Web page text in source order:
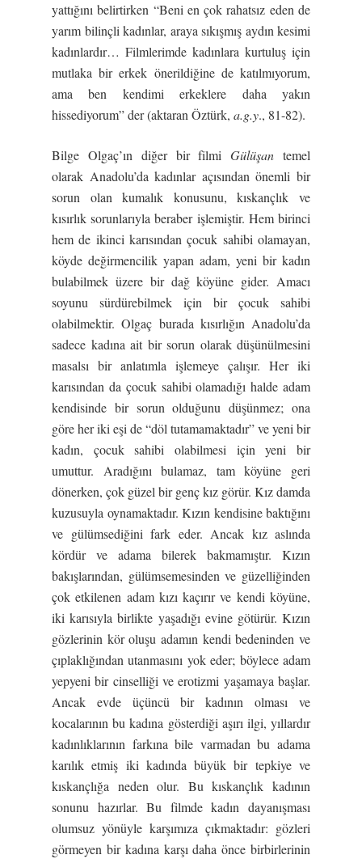
yattığını belirtirken “Beni en çok rahatsız eden de
yarım bilinçli kadınlar, araya sıkışmış aydın kesimi
kadınlardır… Filmlerimde kadınlara kurtuluş için
mutlaka bir erkek önerildiğine de katılmıyorum,
ama ben kendimi erkeklere daha yakın
hissediyorum” der (aktaran Öztürk, a.g.y., 81-82).
Bilge Olgaç’ın diğer bir filmiGülüşan temel
olarak Anadolu’da kadınlar açısından önemli bir
sorun olan kumalık konusunu, kıskançlık ve
kısırlık sorunlarıyla beraber işlemiştir. Hem birinci
hem de ikinci karısından çocuk sahibi olamayan,
köyde değirmencilik yapan adam, yeni bir kadın
bulabilmek üzere bir dağ köyüne gider. Amacı
soyunu sürdürebilmek için bir çocuk sahibi
olabilmektir. Olgaç burada kısırlığın Anadolu’da
sadece kadına ait bir sorun olarak düşünülmesini
masalsı bir anlatımla işlemeye çalışır. Her iki
karısından da çocuk sahibi olamadığı halde adam
kendisinde bir sorun olduğunu düşünmez; ona
göre her iki eşi de “döl tutamamaktadır” ve yeni bir
kadın, çocuk sahibi olabilmesi için yeni bir
umuttur. Aradığını bulamaz, tam köyüne geri
dönerken, çok güzel bir genç kız görür. Kız damda
kuzusuyla oynamaktadır. Kızın kendisine baktığını
ve gülümsediğini fark eder. Ancak kız aslında
kördür ve adama bilerek bakmamıştır. Kızın
bakışlarından, gülümsemesinden ve güzelliğinden
çok etkilenen adam kızı kaçırır ve kendi köyüne,
iki karısıyla birlikte yaşadığı evine götürür. Kızın
gözlerinin kör oluşu adamın kendi bedeninden ve
çıplaklığından utanmasını yok eder; böylece adam
yepyeni bir cinselliği ve erotizmi yaşamaya başlar.
Ancak evde üçüncü bir kadının olması ve
kocalarının bu kadına gösterdiği aşırı ilgi, yıllardır
kadınlıklarının farkına bile varmadan bu adama
karılık etmiş iki kadında büyük bir tepkiye ve
kıskançlığa neden olur. Bu kıskançlık kadının
sonunu hazırlar. Bu filmde kadın dayanışması
olumsuz yönüyle karşımıza çıkmaktadır: gözleri
görmeyen bir kadına karşı daha önce birbirlerinin